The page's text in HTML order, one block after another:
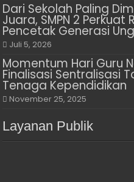
Dari Sekolah Paling
Juara, SMPN 2
Pencetak Generasi
Juli 5, 2026
Momentum Hari Guru
Finalisasi Sentralisasi
Tenaga Kependidikan
November 25, 2025
Layanan Publik